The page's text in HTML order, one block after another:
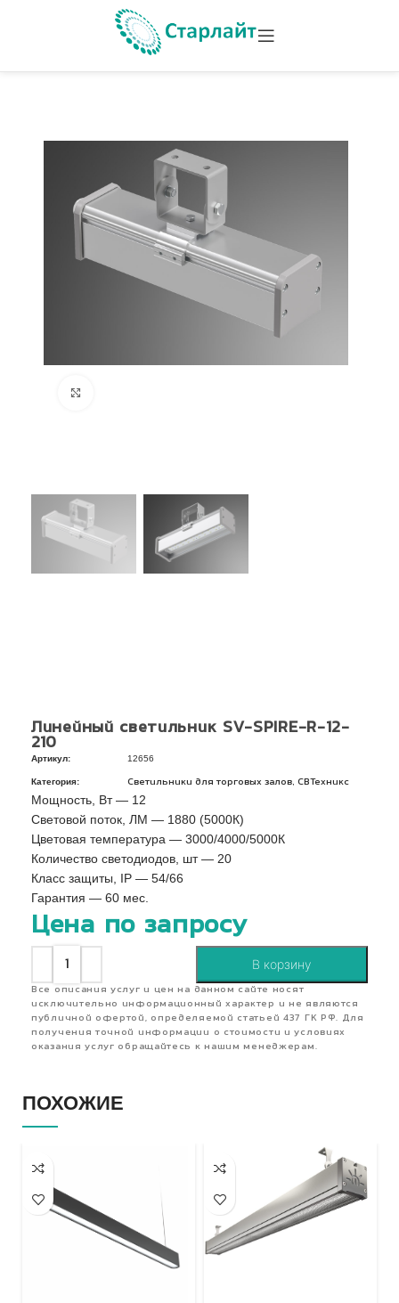
Линейный светильник SV-SPIRE-R-12-
210
Артикул: 12656
Категория: Светильники для торговых залов СВТехникс
Мощность, Вт — 12
Световой поток, ЛМ — 1880 (5000К)
Цветовая температура — 3000/4000/5000К
Количество светодиодов, шт — 20
Класс защиты, IP — 54/66
Гарантия — 60 мес.
Цена по запросу
В корзину
Все описания услуг и цен на данном сайте носят
исключительно информационный характер и не являются
публичной офертой, определяемой статьей 437 ГК РФ. Для
получения точной информации о стоимости и условиях
оказания услуг обращайтесь к нашим менеджерам.
ПОХОЖИЕ